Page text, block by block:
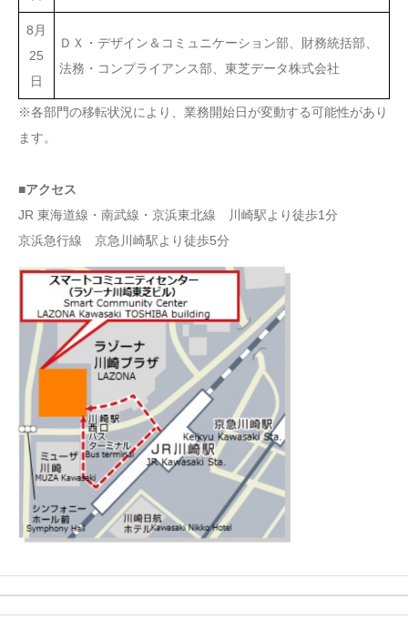
8月
25
日
ＤＸ・デザイン＆コミュニケーション部、財務統括部、
法務・コンプライアンス部、東芝データ株式会社
※各部門の移転状況により、業務開始日が変動する可能性があり
ます。
■アクセス
JR 東海道線・南武線・京浜東北線 川崎駅より徒歩1分
京浜急行線 京急川崎駅より徒歩5分